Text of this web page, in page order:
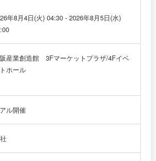
年8月4日(火) 04:30 - 2026年8月5日(水)
産業創造館 3Fマーケットプラザ/4Fイベ
ホール
ル開催